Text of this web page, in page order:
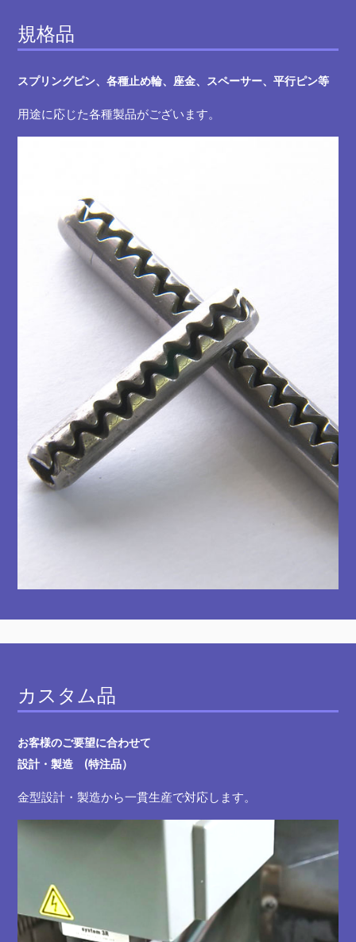
規格品
スプリングピン、各種止め輪、座金、スペーサー、平行ピン等
用途に応じた各種製品がございます。
カスタム品
お客様のご要望に合わせて
設計・製造 (特注品）
金型設計・製造から一貫生産で対応します。